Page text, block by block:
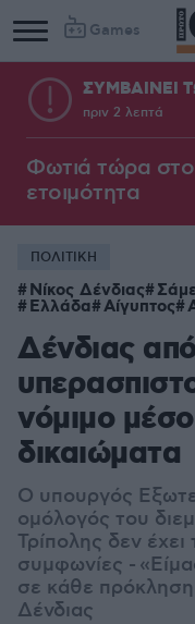
Games
ΣΥΜΒΑΙΝΕΙ
πριν 2 λεπτά
Φωτιά τώρα στο
ετοιμότητα
ΠΟΛΙΤΙΚΗ
Νίκος Δένδιας
Ελλάδα Αίγυπτος
Δένδιας
νόμιμο
δικαιώματα
Ο υπουργός
ομόλογός του
Τρίπολης δεν
συμφωνίες -
σε κάθε πρόκληση
Δένδιας